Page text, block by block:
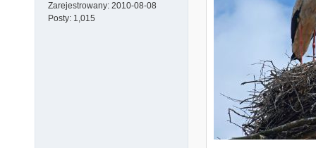
Zarejestrowany: 2010-08-08
Posty: 1,015